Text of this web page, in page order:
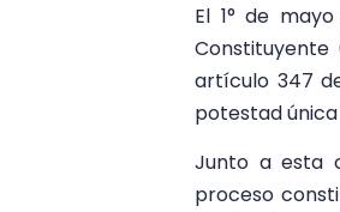
El 1° de
artículo 347
potestad única
Junto a esta
proceso